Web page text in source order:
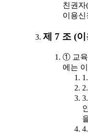
친권자
이용신
제 7 조 (
① 교육
에는